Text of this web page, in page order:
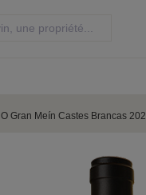
O Gran Meín Castes Brancas